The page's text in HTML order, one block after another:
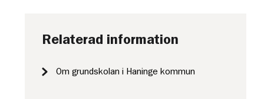
Relaterad information
Om grundskolan i Haninge kommun